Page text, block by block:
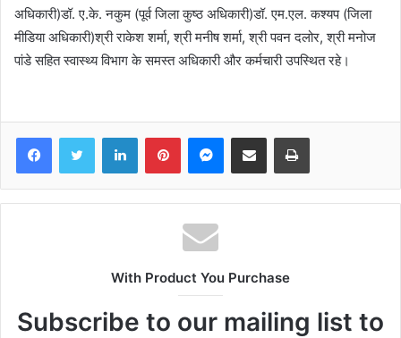
अधिकारी)डॉ. ए.के. नकुम (पूर्व जिला कुष्ठ अधिकारी)डॉ. एम.एल. कश्यप (जिला
मीडिया अधिकारी)श्री राकेश शर्मा, श्री मनीष शर्मा, श्री पवन दलोर, श्री मनोज
पांडे सहित स्वास्थ्य विभाग के समस्त अधिकारी और कर्मचारी उपस्थित रहे।
FacebookTwitter LinkedInPinterestMessenger
Share via Email Print
With Product You Purchase
Subscribe to our mailing list to